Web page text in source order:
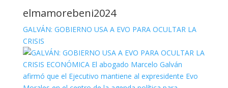
elmamorebeni2024
GALVÁN: GOBIERNO USA A EVO PARA OCULTAR LA
CRISIS